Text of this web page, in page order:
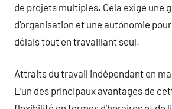
de projets multiples. Cela exige une
d’organisation et une autonomie
délais tout en travaillant seul.
Attraits du travail indépendant en
L’un des principaux avantages de